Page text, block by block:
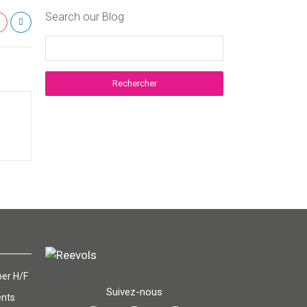
Search our Blog
H/F
Suivez-nous